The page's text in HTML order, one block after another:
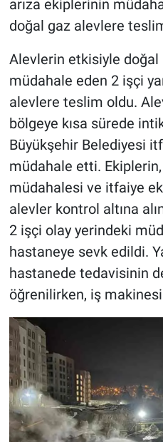
arıza ekiplerinin
doğal gaz alevlere
Alevlerin etkisiyle doğal
müdahale eden 2 işçi
alevlere teslim oldu.
bölgeye kısa sürede
Büyükşehir Belediyesi
müdahale etti.
müdahalesi ve itfaiye
alevler kontrol altına
2 işçi olay yerindeki
hastaneye sevk edildi.
hastanede tedavisinin
öğrenilirken, iş